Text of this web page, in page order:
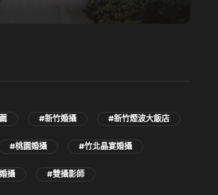
#新竹婚攝 #新竹煙波大飯店
#桃園婚攝 #竹北晶宴婚攝
攝 #雙攝影師